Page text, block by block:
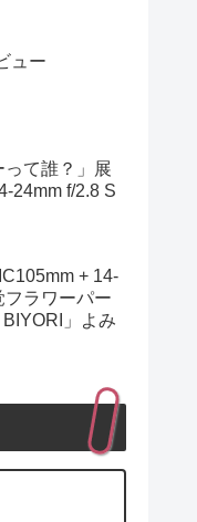
ュー
って誰？」展
24mm f/2.8 S
+ 14-
フラワーパー
」よみ